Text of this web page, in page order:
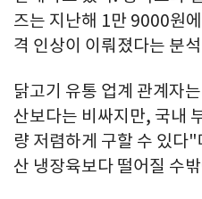
즈는 지난해 1만 9000원
격 인상이 이뤄졌다는 분
닭고기 유통 업계 관계자
산보다는 비싸지만, 국내
량 저렴하게 구할 수 있다
산 냉장육보다 떨어질 수